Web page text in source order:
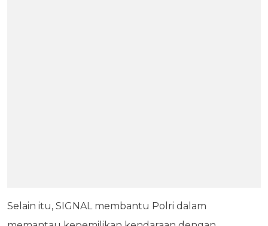
Selain itu, SIGNAL membantu Polri dalam